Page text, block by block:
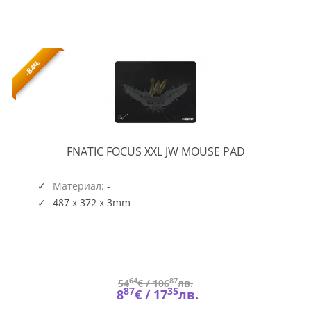
-84%
FNATIC FOCUS XXL JW MOUSE PADFOCUS
Материал: -
487 x 372 x 3mm
5464€ /10687лв.
887€ / 1735лв.